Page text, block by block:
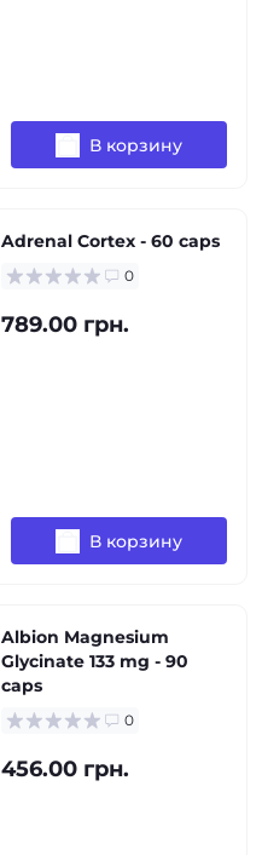
В корзину
Adrenal Cortex - 60 caps
0
789.00 грн.
В корзину
Albion Magnesium
Glycinate 133 mg - 90
caps
0
456.00 грн.